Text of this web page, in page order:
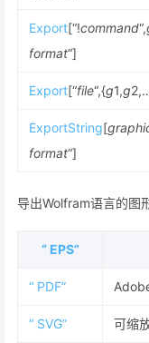
Export[“!command“,
format“]
Export[“file“,{g1,g
ExportString[
format“]
导出Wolfram语言的图
“ EPS”
“ PDF”
“ SVG” 可缩